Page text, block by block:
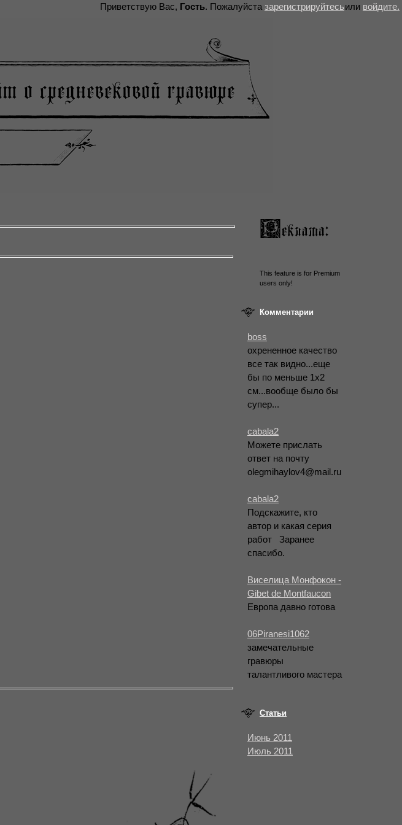
Приветствую Вас, Гость. Пожалуйста зарегистрируйтесьили войдите.
This feature is for Premium
users only!
Комментарии
boss
охрененное качество
все так видно...еще
бы по меньше 1х2
см...вообще было бы
супер...
cabala2
Можете прислать
ответ на почту
olegmihaylov4@mail.ru
cabala2
Подскажите, кто
автор и какая серия
работ
Заранее
спасибо.
Виселица Монфокон -
Gibet de Montfaucon
Европа давно готова
06Piranesi1062
замечательные
гравюры
талантливого мастера
Статьи
Июнь 2011
Июль 2011